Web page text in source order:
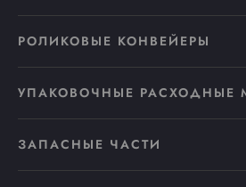
РОЛИКОВЫЕ КОНВЕЙЕРЫ
УПАКОВОЧНЫЕ РАСХОДНЫЕ
ЗАПАСНЫЕ ЧАСТИ